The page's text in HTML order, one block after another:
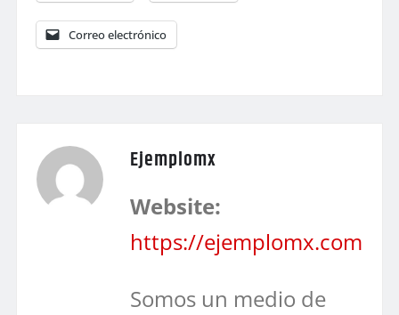
Correo electrónico
Ejemplomx
Website:
https://ejemplomx.com
Somos un medio de